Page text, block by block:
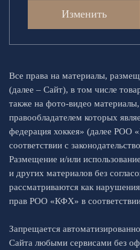
Изменить
Все права на материалы,
(далее – Сайт), в том числе
также на фото-видео материалы,
правообладателем которых
федерация хоккея» (далее РОО
соответствии с
Размещение и/или
и других материалов без
рассматриваются как
прав РОО «КФХ» в
Запрещается
Сайта любыми сервисами без